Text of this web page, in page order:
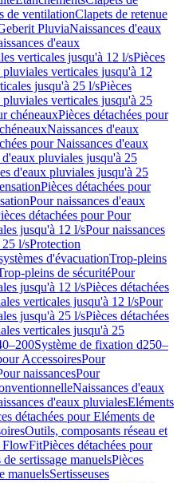
de ventilationClapets de retenue
PluviaNaissances d'eaux
d'eaux
verticales jusqu'à 12 l/sPièces
verticales jusqu'à 12
jusqu'à 25 l/sPièces
pluviales verticales jusqu'à 25
chéneauxPièces détachées pour
Naissances d'eaux
pour Naissances d'eaux
d'eaux pluviales jusqu'à 25
d'eaux pluviales jusqu'à 25
Pièces détachées pour
Pour naissances d'eaux
détachées pour Pour
jusqu'à 12 l/sPour naissances
l/sProtection
d'évacuationTrop-pleins
pleins de sécuritéPour
jusqu'à 12 l/sPièces détachées
verticales jusqu'à 12 l/sPour
jusqu'à 25 l/sPièces détachées
verticales jusqu'à 25
Système de fixation d250–
AccessoiresPour
naissancesPour
Naissances d'eaux
d'eaux pluvialesEléments
détachées pour Eléments de
Outils, composants réseau et
FlowFitPièces détachées pour
sertissage manuelsPièces
manuelsSertisseuses